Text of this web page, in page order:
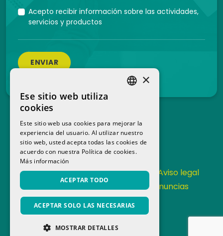
Acepto recibir información sobre las actividades,
servicios y productos
ENVIAR
Contacta Política de Privacidad
Aviso legal
Canal de denuncias
Memoria anual
×
Ese sitio web utiliza
cookies
Este sitio web usa cookies para mejorar la
experiencia del usuario. Al utilizar nuestro
sitio web, usted acepta todas las cookies de
acuerdo con nuestra Política de cookies.
Más información
ACEPTAR TODO
ACEPTAR SOLO LAS NECESARIAS
MOSTRAR DETALLES